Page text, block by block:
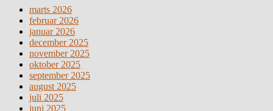
marts 2026
februar 2026
januar 2026
december 2025
november 2025
oktober 2025
september 2025
august 2025
juli 2025
juni 2025